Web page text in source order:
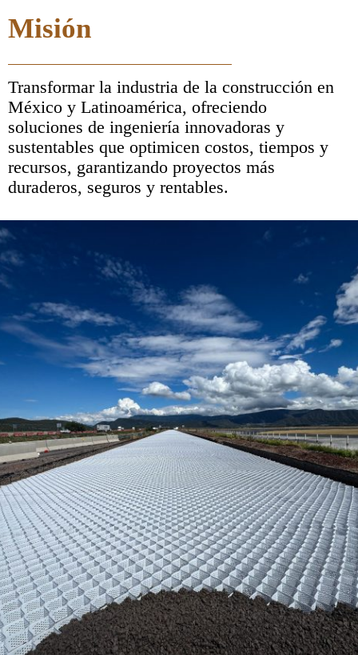
Misión
Transformar la industria de la construcción en
México y Latinoamérica, ofreciendo
soluciones de ingeniería innovadoras y
sustentables que optimicen costos, tiempos y
recursos, garantizando proyectos más
duraderos, seguros y rentables.